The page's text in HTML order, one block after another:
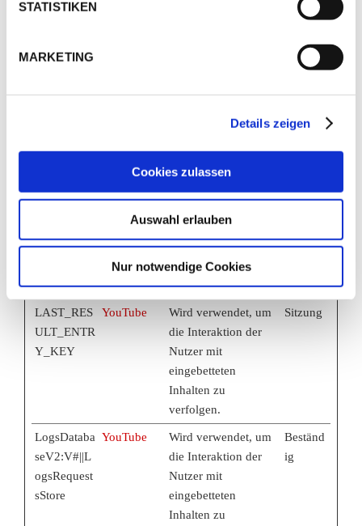
STATISTIKEN
MARKETING
Details zeigen
Cookies zulassen
Auswahl erlauben
Nur notwendige Cookies
YEC
Sitzung
Nutzer mit
eingebetteten
Inhalten zu
verfolgen.
LAST_RES
ULT_ENTR
Y_KEY
YouTube
Wird verwendet, um
die Interaktion der
Nutzer mit
eingebetteten
Inhalten zu
verfolgen.
Sitzung
LogsDataba
seV2:V#||L
ogsRequest
sStore
YouTube
Wird verwendet, um
die Interaktion der
Nutzer mit
eingebetteten
Inhalten zu
Beständ
ig